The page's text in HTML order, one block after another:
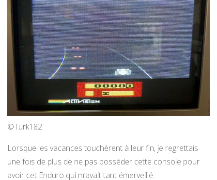
©Turk182
Lorsque les vacances touchèrent à leur fin, je regrettais
une fois de plus de ne pas posséder cette console pour
avoir cet Enduro qui m’avait tant émerveillé.